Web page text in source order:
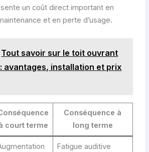
un coût direct important en
et en perte d’usage.
Tout savoir sur le toit ouvrant
avantages, installation et prix
court terme
Conséquence à
long terme
Fatigue auditive